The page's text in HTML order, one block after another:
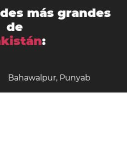
más grandes
de
:
Bahawalpur, Punyab